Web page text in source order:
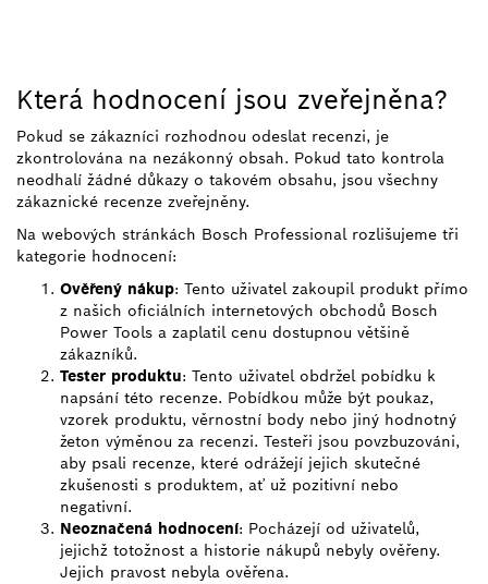
Která hodnocení jsou zveřejněna?
Pokud se zákazníci rozhodnou odeslat recenzi, je
zkontrolována na nezákonný obsah. Pokud tato kontrola
neodhalí žádné důkazy o takovém obsahu, jsou všechny
zákaznické recenze zveřejněny.
Na webových stránkách Bosch Professional rozlišujeme tři
kategorie hodnocení:
Ověřený nákup: Tento uživatel zakoupil produkt přímo
z našich oficiálních internetových obchodů Bosch
Power Tools a zaplatil cenu dostupnou většině
zákazníků.
Tester produktu: Tento uživatel obdržel pobídku k
napsání této recenze. Pobídkou může být poukaz,
vzorek produktu, věrnostní body nebo jiný hodnotný
žeton výměnou za recenzi. Testeři jsou povzbuzováni,
aby psali recenze, které odrážejí jejich skutečné
zkušenosti s produktem, ať už pozitivní nebo
negativní.
Neoznačená hodnocení: Pocházejí od uživatelů,
jejichž totožnost a historie nákupů nebyly ověřeny.
Jejich pravost nebyla ověřena.